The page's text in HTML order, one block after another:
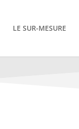
LE SUR-MESURE